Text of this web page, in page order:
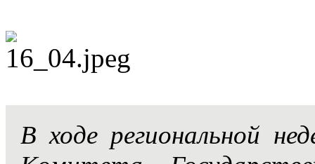
В ходе региональной